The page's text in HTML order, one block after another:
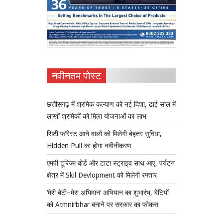
नवीनतम पोस्ट
छत्तीसगढ़ में श्रमिक कल्याण को नई दिशा, ढाई साल में
लाखों श्रमिकों को मिला योजनाओं का लाभ
सिटी फॉरेस्ट आने वालों को मिलेगी बेहतर सुविधा,
Hidden Pull का होगा नवीनीकरण
एमपी टूरिज्म बोर्ड और टाटा स्ट्राइव साथ आए, पर्यटन
क्षेत्र में Skil Devlopment को मिलेगी रफ्तार
‘मेरी बेटी–मेरा अभिमान’ अभियान का शुभारंभ, बेटियों
को Atmnirbhar बनाने पर सरकार का फोकस